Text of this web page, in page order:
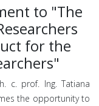
to "The
for the
c. prof. Ing. Tatiana
the opportunity to